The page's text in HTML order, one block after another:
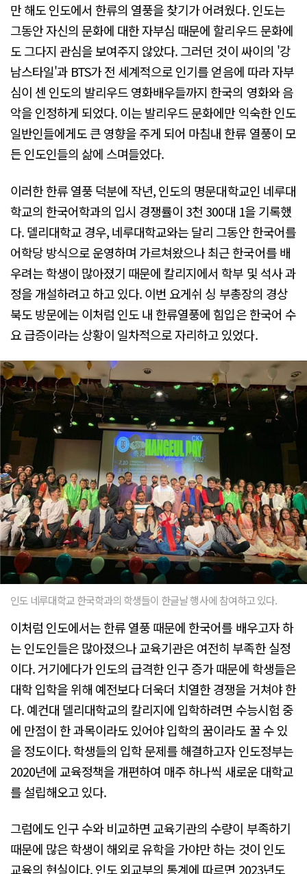
만 해도 인도에서 한류의 열풍을 찾기가 어려웠다. 인도는
그동안 자신의 문화에 대한 자부심 때문에 할리우드 문화에
도 그다지 관심을 보여주지 않았다. 그러던 것이 싸이의 '강
남스타일'과 BTS가 전 세계적으로 인기를 얻음에 따라 자부
심이 센 인도의 발리우드 영화배우들까지 한국의 영화와 음
악을 인정하게 되었다. 이는 발리우드 문화에만 익숙한 인도
일반인들에게도 큰 영향을 주게 되어 마침내 한류 열풍이 모
든 인도인들의 삶에 스며들었다.
이러한 한류 열풍 덕분에 작년, 인도의 명문대학교인 네루대
학교의 한국어학과의 입시 경쟁률이 3천 300대 1을 기록했
다. 델리대학교 경우, 네루대학교와는 달리 그동안 한국어를
어학당 방식으로 운영하며 가르쳐왔으나 최근 한국어를 배
우려는 학생이 많아졌기 때문에 칼리지에서 학부 및 석사 과
정을 개설하려고 하고 있다. 이번 요게쉬 싱 부총장의 경상
북도 방문에는 이처럼 인도 내 한류열풍에 힘입은 한국어 수
요 급증이라는 상황이 일차적으로 자리하고 있었다.
인도 네루대학교 한국학과의 학생들이 한글날 행사에 참여하고 있다.
이처럼 인도에서는 한류 열풍 때문에 한국어를 배우고자 하
는 인도인들은 많아졌으나 교육기관은 여전히 부족한 실정
이다. 거기에다가 인도의 급격한 인구 증가 때문에 학생들은
대학 입학을 위해 예전보다 더욱더 치열한 경쟁을 거쳐야 한
다. 예컨대 델리대학교의 칼리지에 입학하려면 수능시험 중
에 만점이 한 과목이라도 있어야 입학의 꿈이라도 꿀 수 있
을 정도이다. 학생들의 입학 문제를 해결하고자 인도정부는
2020년에 교육정책을 개편하여 매주 하나씩 새로운 대학교
를 설립해오고 있다.
그럼에도 인구 수와 비교하면 교육기관의 수량이 부족하기
때문에 많은 학생이 해외로 유학을 가야만 하는 것이 인도
교육의 현실이다. 인도 외교부의 통계에 따르면 2023년도